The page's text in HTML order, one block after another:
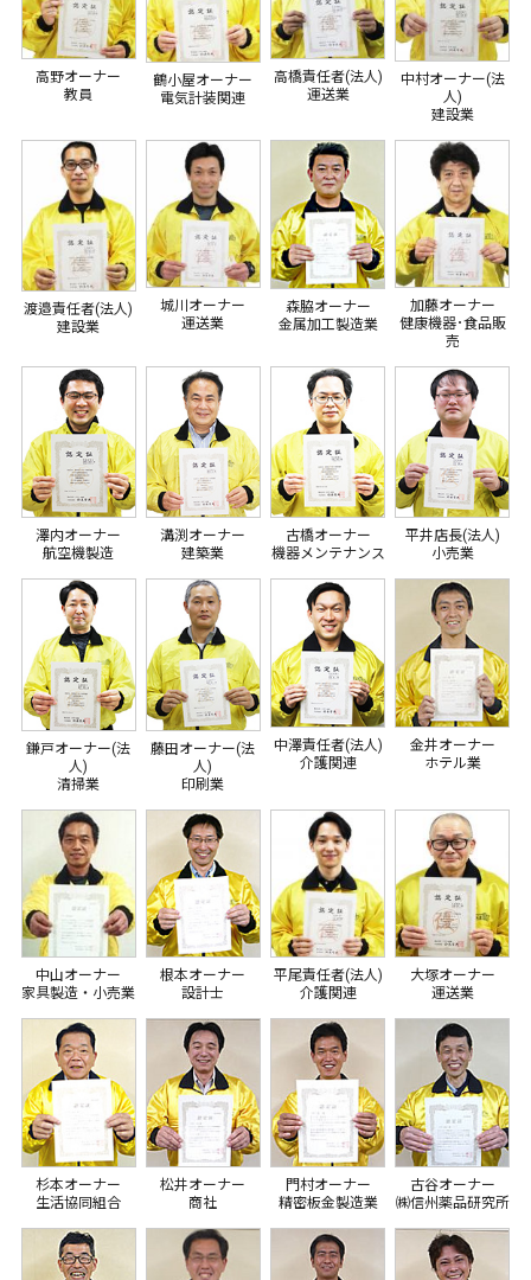
高野オーナー
教員
鶴小屋オーナー
電気計装関連
高橋責任者(法人)
運送業
中村オーナー(法
人)
建設業
渡邉責任者(法人)
建設業
城川オーナー
運送業
森脇オーナー
金属加工製造業
加藤オーナー
健康機器･食品販
売
澤内オーナー
航空機製造
溝渕オーナー
建築業
古橋オーナー
機器メンテナンス
平井店長(法人)
小売業
鎌戸オーナー(法
人)
清掃業
藤田オーナー(法
人)
印刷業
中澤責任者(法人)
介護関連
金井オーナー
ホテル業
中山オーナー
家具製造・小売業
根本オーナー
設計士
平尾責任者(法人)
介護関連
大塚オーナー
運送業
杉本オーナー
生活協同組合
松井オーナー
商社
門村オーナー
精密板金製造業
古谷オーナー
㈱信州薬品研究所